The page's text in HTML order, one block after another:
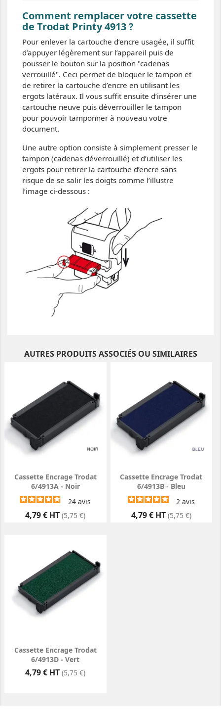
Comment remplacer votre cassette
de Trodat Printy 4913 ?
Pour enlever la cartouche d’encre usagée, il suffit
d’appuyer légèrement sur l’appareil puis de
pousser le bouton sur la position "cadenas
verrouillé". Ceci permet de bloquer le tampon et
de retirer la cartouche d’encre en utilisant les
ergots latéraux. Il vous suffit ensuite d’insérer une
cartouche neuve puis déverrouiller le tampon
pour pouvoir tamponner à nouveau votre
document.
Une autre option consiste à simplement presser le
tampon (cadenas déverrouillé) et d’utiliser les
ergots pour retirer la cartouche d’encre sans
risque de se salir les doigts comme l’illustre
l’image ci-dessous :
AUTRES PRODUITS ASSOCIÉS OU SIMILAIRES
Cassette Encrage Trodat
6/4913A - Noir
24avis
Prix
4,79 € HT (5,75 €)
Cassette Encrage Trodat
6/4913B - Bleu
2 avis
Prix
4,79 € HT (5,75 €)
Cassette Encrage Trodat
6/4913D - Vert
Prix
4,79 € HT (5,75 €)